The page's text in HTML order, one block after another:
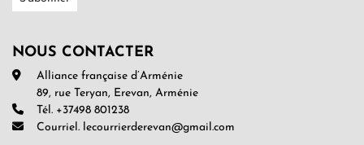
NOUS CONTACTER
Alliance française d’Arménie
89, rue Teryan, Erevan, Arménie
Tél. +37498 801238
Courriel. lecourrierderevan@gmail.com